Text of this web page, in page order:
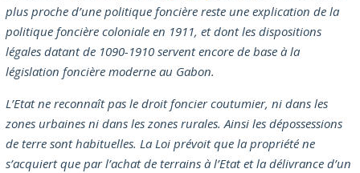
plus proche d’une politique foncière reste une explication de la
politique foncière coloniale en 1911, et dont les dispositions
légales datant de 1090-1910 servent encore de base à la
législation foncière moderne au Gabon.
L’Etat ne reconnaît pas le droit foncier coutumier, ni dans les
zones urbaines ni dans les zones rurales. Ainsi les dépossessions
de terre sont habituelles. La Loi prévoit que la propriété ne
s’acquiert que par l’achat de terrains à l’Etat et la délivrance d’un